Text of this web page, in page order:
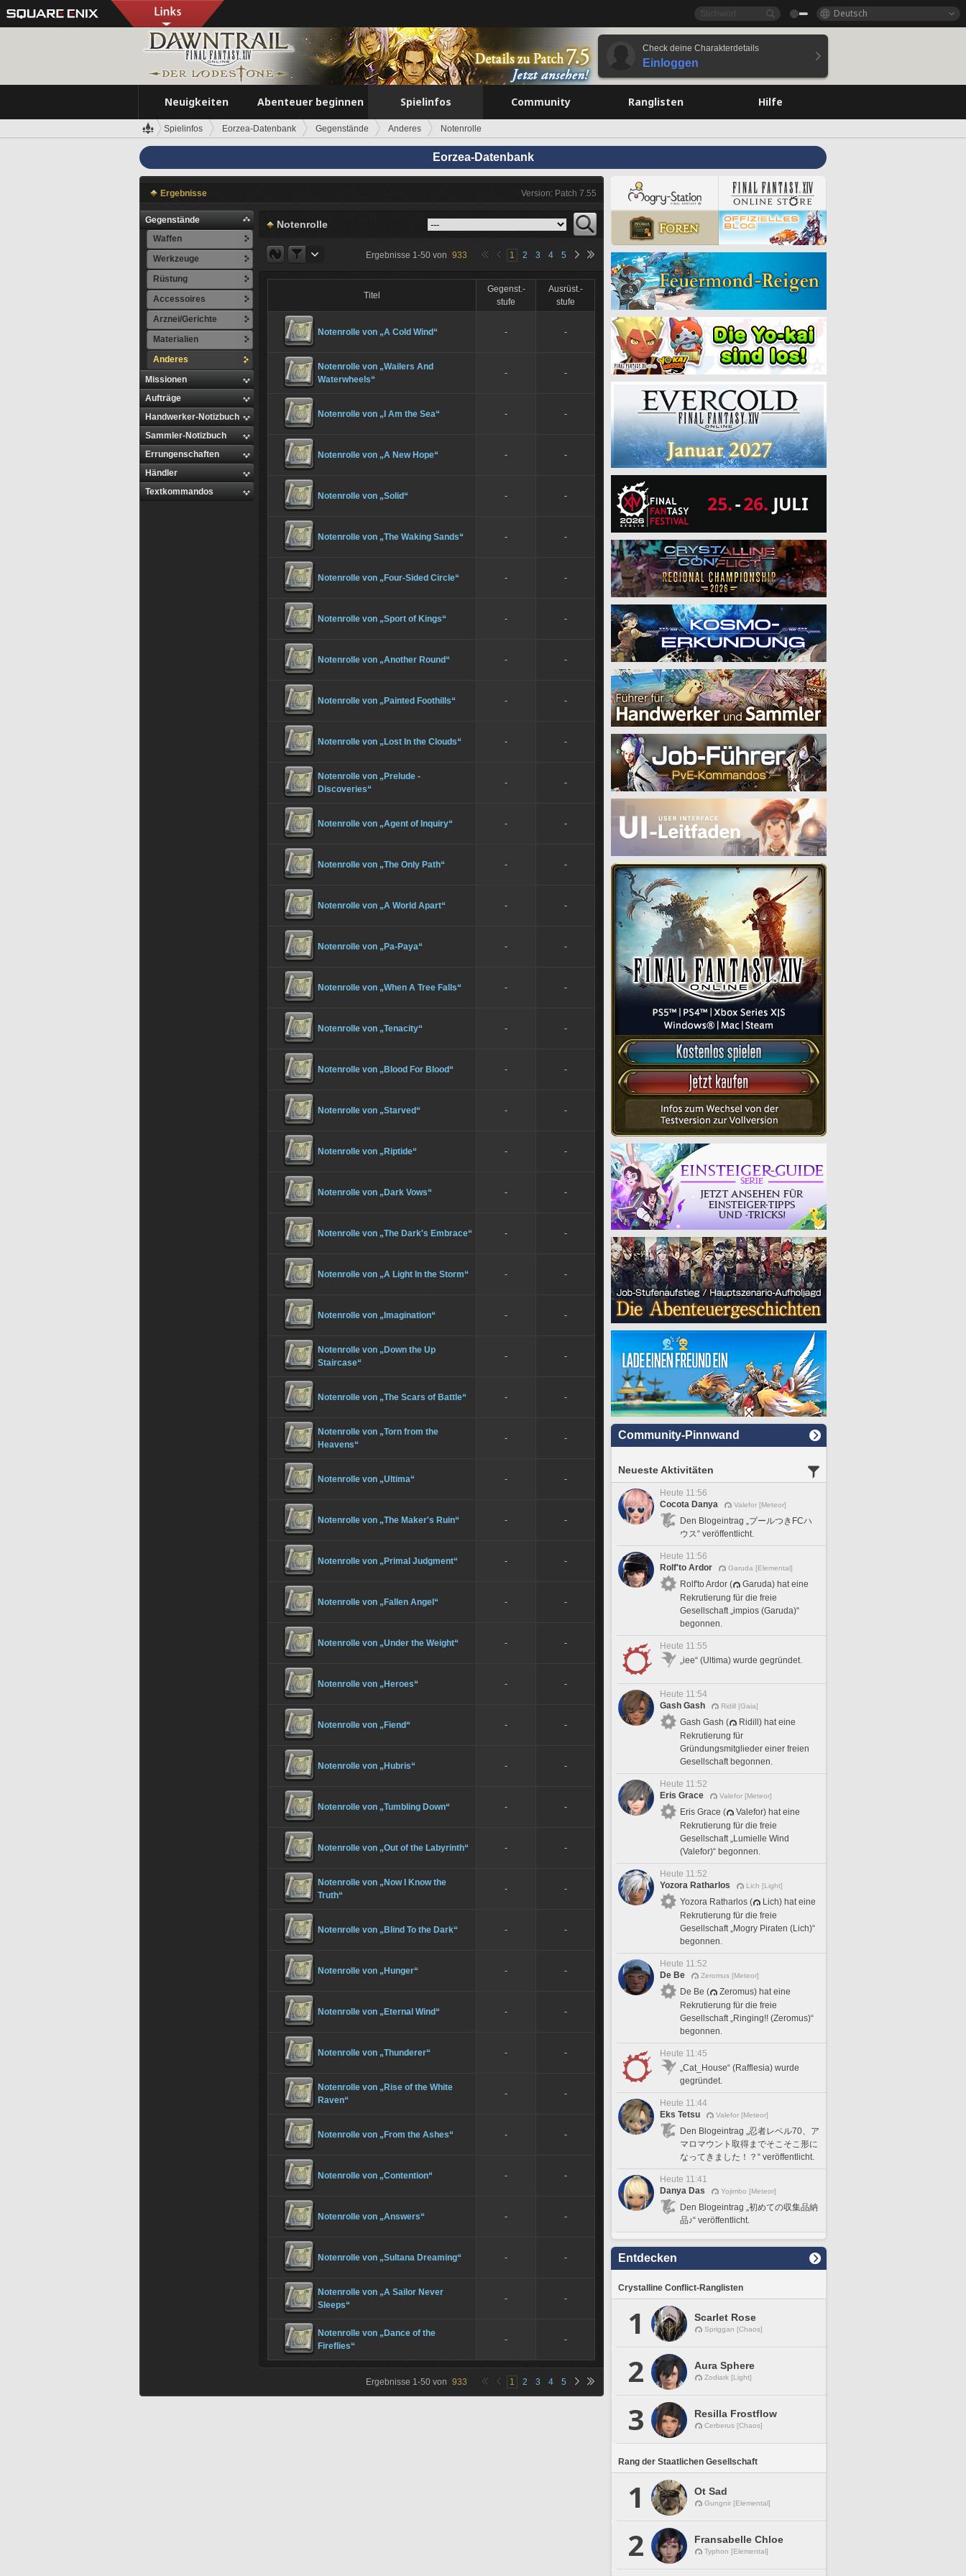
Deutsch
Check deine Charakterdetails
Einloggen
Neuigkeiten Abenteuer beginnen Spielinfos Community Ranglisten Hilfe
Spielinfos Eorzea-Datenbank Gegenstände Anderes Notenrolle
Eorzea-Datenbank
Ergebnisse Version: Patch 7.55
Gegenstände
Waffen
Werkzeuge
Rüstung
Accessoires
Arznei/Gerichte
Materialien
Anderes
Missionen
Aufträge
Handwerker-Notizbuch
Sammler-Notizbuch
Errungenschaften
Händler
Textkommandos
Notenrolle
Ergebnisse 1-50 von 933 1 2 3 4 5
Titel
Gegenst.-
stufe
Ausrüst.-
stufe
Notenrolle von „A Cold Wind“ - -
Notenrolle von „Wailers And
Waterwheels“
- -
Notenrolle von „I Am the Sea“ - -
Notenrolle von „A New Hope“ - -
Notenrolle von „Solid“ - -
Notenrolle von „The Waking Sands“ - -
Notenrolle von „Four-Sided Circle“ - -
Notenrolle von „Sport of Kings“ - -
Notenrolle von „Another Round“ - -
Notenrolle von „Painted Foothills“ - -
Notenrolle von „Lost In the Clouds“ - -
Notenrolle von „Prelude -
Discoveries“
- -
Notenrolle von „Agent of Inquiry“ - -
Notenrolle von „The Only Path“ - -
Notenrolle von „A World Apart“ - -
Notenrolle von „Pa-Paya“ - -
Notenrolle von „When A Tree Falls“ - -
Notenrolle von „Tenacity“ - -
Notenrolle von „Blood For Blood“ - -
Notenrolle von „Starved“ - -
Notenrolle von „Riptide“ - -
Notenrolle von „Dark Vows“ - -
Notenrolle von „The Dark's Embrace“ - -
Notenrolle von „A Light In the Storm“ - -
Notenrolle von „Imagination“ - -
Notenrolle von „Down the Up
Staircase“
- -
Notenrolle von „The Scars of Battle“ - -
Notenrolle von „Torn from the
Heavens“
- -
Notenrolle von „Ultima“ - -
Notenrolle von „The Maker's Ruin“ - -
Notenrolle von „Primal Judgment“ - -
Notenrolle von „Fallen Angel“ - -
Notenrolle von „Under the Weight“ - -
Notenrolle von „Heroes“ - -
Notenrolle von „Fiend“ - -
Notenrolle von „Hubris“ - -
Notenrolle von „Tumbling Down“ - -
Notenrolle von „Out of the Labyrinth“ - -
Notenrolle von „Now I Know the
Truth“
- -
Notenrolle von „Blind To the Dark“ - -
Notenrolle von „Hunger“ - -
Notenrolle von „Eternal Wind“ - -
Notenrolle von „Thunderer“ - -
Notenrolle von „Rise of the White
Raven“
- -
Notenrolle von „From the Ashes“ - -
Notenrolle von „Contention“ - -
Notenrolle von „Answers“ - -
Notenrolle von „Sultana Dreaming“ - -
Notenrolle von „A Sailor Never
Sleeps“
- -
Notenrolle von „Dance of the
Fireflies“
- -
Ergebnisse 1-50 von 933 1 2 3 4 5
Community-Pinnwand
Neueste Aktivitäten
Heute 11:56
Cocota Danya
Valefor [Meteor]
Den Blogeintrag „プールつきFCハ
ウス“ veröffentlicht.
Heute 11:56
Rolf'to Ardor
Garuda [Elemental]
Rolf'to Ardor (
Garuda) hat eine
Rekrutierung für die freie
Gesellschaft „impios (Garuda)“
begonnen.
Heute 11:55
„iee“ (Ultima) wurde gegründet.
Heute 11:54
Gash Gash
Ridill [Gaia]
Gash Gash (
Ridill) hat eine
Rekrutierung für
Gründungsmitglieder einer freien
Gesellschaft begonnen.
Heute 11:52
Eris Grace
Valefor [Meteor]
Eris Grace (
Valefor) hat eine
Rekrutierung für die freie
Gesellschaft „Lumielle Wind
(Valefor)“ begonnen.
Heute 11:52
Yozora Ratharlos
Lich [Light]
Yozora Ratharlos (
Lich) hat eine
Rekrutierung für die freie
Gesellschaft „Mogry Piraten (Lich)“
begonnen.
Heute 11:52
De Be
Zeromus [Meteor]
De Be (
Zeromus) hat eine
Rekrutierung für die freie
Gesellschaft „Ringing!! (Zeromus)“
begonnen.
Heute 11:45
„Cat_House“ (Rafflesia) wurde
gegründet.
Heute 11:44
Eks Tetsu
Valefor [Meteor]
Den Blogeintrag „忍者レベル70、ア
マロマウント取得までそこそこ形に
なってきました！？“ veröffentlicht.
Heute 11:41
Danya Das
Yojimbo [Meteor]
Den Blogeintrag „初めての収集品納
品♪“ veröffentlicht.
Entdecken
Crystalline Conflict-Ranglisten
1 Scarlet Rose
Spriggan [Chaos]
2 Aura Sphere
Zodiark [Light]
3 Resilla Frostflow
Cerberus [Chaos]
Rang der Staatlichen Gesellschaft
1 Ot Sad
Gungnir [Elemental]
2 Fransabelle Chloe
Typhon [Elemental]